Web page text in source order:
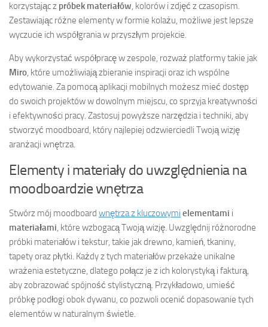
korzystając z próbek materiałów, kolorów i zdjęć z czasopism.
Zestawiając różne elementy w formie kolażu, możliwe jest lepsze
wyczucie ich współgrania w przyszłym projekcie.
Aby wykorzystać współpracę w zespole, rozważ platformy takie jak
Miro, które umożliwiają zbieranie inspiracji oraz ich wspólne
edytowanie. Za pomocą aplikacji mobilnych możesz mieć dostęp
do swoich projektów w dowolnym miejscu, co sprzyja kreatywności
i efektywności pracy. Zastosuj powyższe narzędzia i techniki, aby
stworzyć moodboard, który najlepiej odzwierciedli Twoją wizję
aranżacji wnętrza.
Elementy i materiały do uwzględnienia na
moodboardzie wnętrza
Stwórz mój moodboard wnętrza z kluczowymi elementami i
materiałami, które wzbogacą Twoją wizję. Uwzględnij różnorodne
próbki materiałów i tekstur, takie jak drewno, kamień, tkaniny,
tapety oraz płytki. Każdy z tych materiałów przekaże unikalne
wrażenia estetyczne, dlatego połącz je z ich kolorystyką i fakturą,
aby zobrazować spójność stylistyczną. Przykładowo, umieść
próbkę podłogi obok dywanu, co pozwoli ocenić dopasowanie tych
elementów w naturalnym świetle.